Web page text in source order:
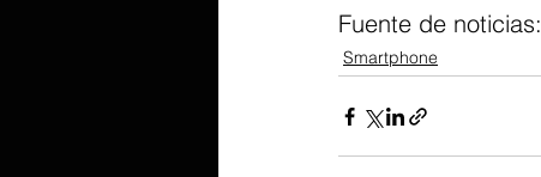
Fuente de noticias:
Smartphone